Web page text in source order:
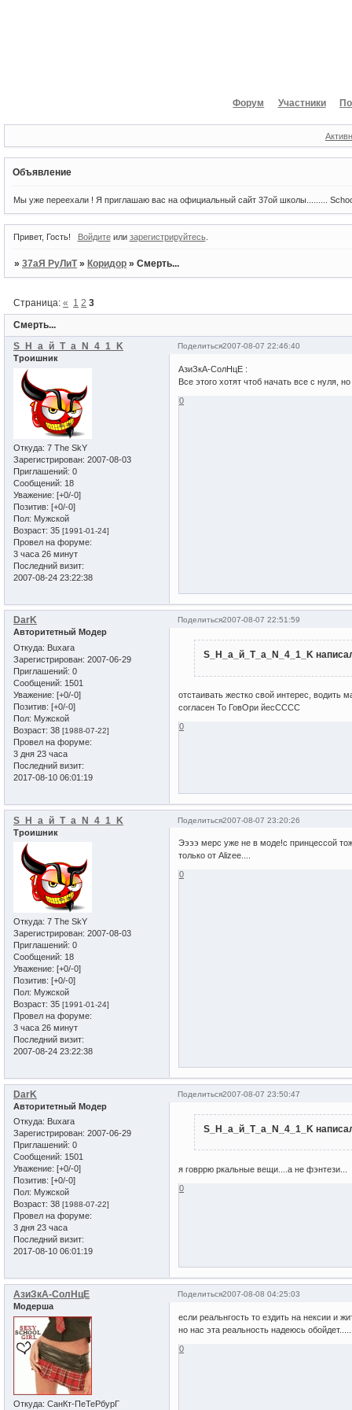
Форум Участники
Объявление
Мы уже переехали ! Я приглашаю вас на официальный сайт 37ой школы.........
Привет, Гость! Войдитеили зарегистрируйтесь.
»37аЯ РуЛиТ »Коридор »Смерть...
Смерть...
Страница:« 1 2 3
Поделиться2007-08-07 22:46:40
S_H_а_й_T_a_N_4_1_K
Троишник
Откуда: 7 The SkY
Зарегистрирован: 2007-08-03
Приглашений: 0
Сообщений: 18
Уважение: [+0/-0]
Позитив: [+0/-0]
Пол: Мужской
Возраст: 35 [1991-01-24]
Провел на форуме:
3 часа 26 минут
Последний визит:
2007-08-24 23:22:38
АзиЗкА-СолНцЕ :
Все этого хотят чтоб начать все с нуля,
0
Поделиться2007-08-07 22:51:59
DarK
Авторитетный Модер
Откуда: Buxara
Зарегистрирован: 2007-06-29
Приглашений: 0
Сообщений: 1501
Уважение: [+0/-0]
Позитив: [+0/-0]
Пол: Мужской
Возраст: 38 [1988-07-22]
Провел на форуме:
3 дня 23 часа
Последний визит:
2017-08-10 06:01:19
S_H_а_й_T_a_N_4_1_K
отстаивать жестко свой интерес, водить
согласен То ГовОри йесСССС
0
Поделиться2007-08-07 23:20:26
S_H_а_й_T_a_N_4_1_K
Троишник
Откуда: 7 The SkY
Зарегистрирован: 2007-08-03
Приглашений: 0
Сообщений: 18
Уважение: [+0/-0]
Позитив: [+0/-0]
Пол: Мужской
Возраст: 35 [1991-01-24]
Провел на форуме:
3 часа 26 минут
Последний визит:
2007-08-24 23:22:38
Ээээ мерс уже не в моде!с принцессой
только от Alizee....
0
Поделиться2007-08-07 23:50:47
DarK
Авторитетный Модер
Откуда: Buxara
Зарегистрирован: 2007-06-29
Приглашений: 0
Сообщений: 1501
Уважение: [+0/-0]
Позитив: [+0/-0]
Пол: Мужской
Возраст: 38 [1988-07-22]
Провел на форуме:
3 дня 23 часа
Последний визит:
2017-08-10 06:01:19
S_H_а_й_T_a_N_4_1_K
я говррю ркальные вещи....а не фэнтези...
0
Поделиться2007-08-08 04:25:03
АзиЗкА-СолНцЕ
Модерша
Откуда: СанКт-ПеТеРбурГ
если реальнгость то ездить на нексии и
но нас эта реальность надеюсь
0